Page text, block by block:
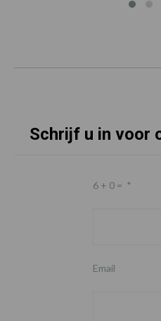
Schrijf u in voor
6 + 0 = *
Email